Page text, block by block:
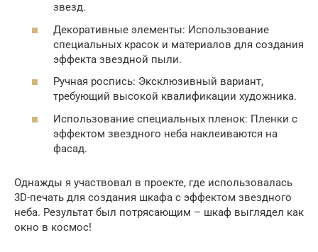
звезд.
Декоративные элементы: Использование
специальных красок и материалов для создания
эффекта звездной пыли.
Ручная роспись: Эксклюзивный вариант,
требующий высокой квалификации художника.
Использование специальных пленок: Пленки с
эффектом звездного неба наклеиваются на
фасад.
Однажды я участвовал в проекте, где использовалась
3D-печать для создания шкафа с эффектом звездного
неба. Результат был потрясающим – шкаф выглядел как
окно в космос!